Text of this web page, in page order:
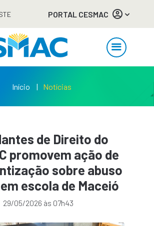
PORTAL CESMAC
Início Notícias
de Direito do
promovem ação de
sobre abuso
escola de Maceió
29/05/2026 às 07h43